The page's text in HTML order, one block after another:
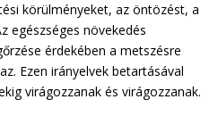
körülményeket, az öntözést, a
egészséges növekedés
érdekében a metszésre
Ezen irányelvek betartásával
virágozzanak és virágozzanak.